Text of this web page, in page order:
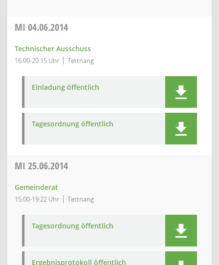
MI 04.06.2014
Technischer Ausschuss
16:00-20:15 Uhr Tettnang
Einladung öffentlich
Tagesordnung öffentlich
MI 25.06.2014
Gemeinderat
15:00-19:22 Uhr Tettnang
Tagesordnung öffentlich
Ergebnisprotokoll öffentlich